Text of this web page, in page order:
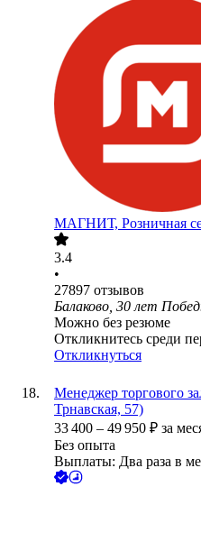
МАГНИТ, Розничная
3.4
•
27897 отзывов
Балаково, 30 лет
Можно без резюме
Откликнитесь среди
Откликнуться
Менеджер торгового
Трнавская, 57)
33 400 – 49 950 ₽ за
Без опыта
Выплаты: Два раза в